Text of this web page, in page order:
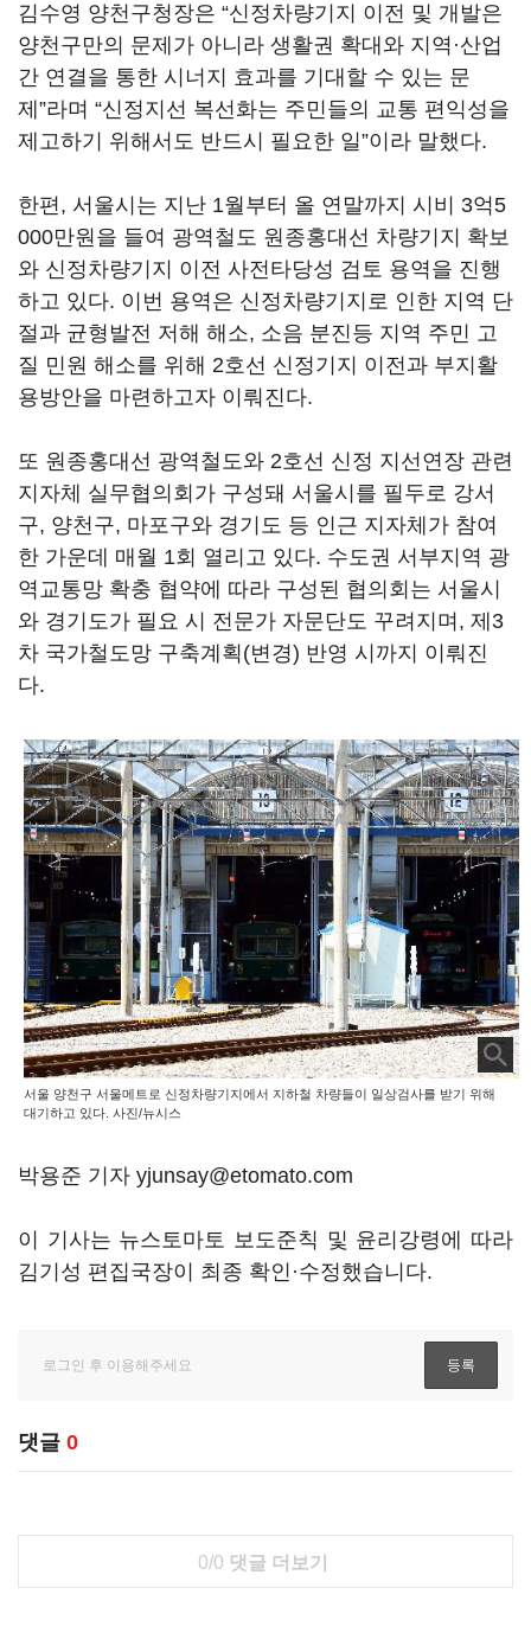
김수영 양천구청장은 “신정차량기지 이전 및 개발은
양천구만의 문제가 아니라 생활권 확대와 지역·산업
간 연결을 통한 시너지 효과를 기대할 수 있는 문
제”라며 “신정지선 복선화는 주민들의 교통 편익성을
제고하기 위해서도 반드시 필요한 일”이라 말했다.
한편, 서울시는 지난 1월부터 올 연말까지 시비 3억5
000만원을 들여 광역철도 원종홍대선 차량기지 확보
와 신정차량기지 이전 사전타당성 검토 용역을 진행
하고 있다. 이번 용역은 신정차량기지로 인한 지역 단
절과 균형발전 저해 해소, 소음 분진등 지역 주민 고
질 민원 해소를 위해 2호선 신정기지 이전과 부지활
용방안을 마련하고자 이뤄진다.
또 원종홍대선 광역철도와 2호선 신정 지선연장 관련
지자체 실무협의회가 구성돼 서울시를 필두로 강서
구, 양천구, 마포구와 경기도 등 인근 지자체가 참여
한 가운데 매월 1회 열리고 있다. 수도권 서부지역 광
역교통망 확충 협약에 따라 구성된 협의회는 서울시
와 경기도가 필요 시 전문가 자문단도 꾸려지며, 제3
차 국가철도망 구축계획(변경) 반영 시까지 이뤄진
다.
서울 양천구 서울메트로 신정차량기지에서 지하철 차량들이 일상검사를 받기 위해
대기하고 있다. 사진/뉴시스
박용준 기자 yjunsay@etomato.com
이 기사는 뉴스토마토 보도준칙 및 윤리강령에 따라
김기성 편집국장이 최종 확인·수정했습니다.
댓글 0
0/0 댓글 더보기